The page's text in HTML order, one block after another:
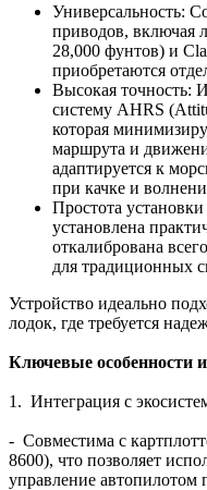
Универсальность:
приводов, включая
28,000 фунтов) и
приобретаются
Высокая точность:
систему AHRS
которая
маршрута и
адаптируется к
при качке и
Простота
установлена
откалибрована
для традиционных
Устройство идеально
лодок, где требуется
Ключевые особенности
1. Интеграция с
- Совместима с
8600), что позволяет
управление автопилотом